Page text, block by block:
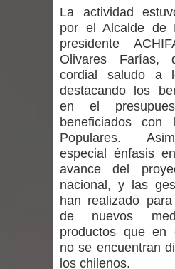
niños y
emergencia.
Del anime al K-
de Chile
por las culturas
Renuncia del
Maule golpea al
denuncias por
Talca
La actividad
por el Alcalde de
presidente
Olivares Farías,
cordial saludo a
destacando los
en el
beneficiados con
Populares.
especial énfasis
avance del
nacional, y las
han realizado
de nuevos
productos que en
no se encuentran
los chilenos.